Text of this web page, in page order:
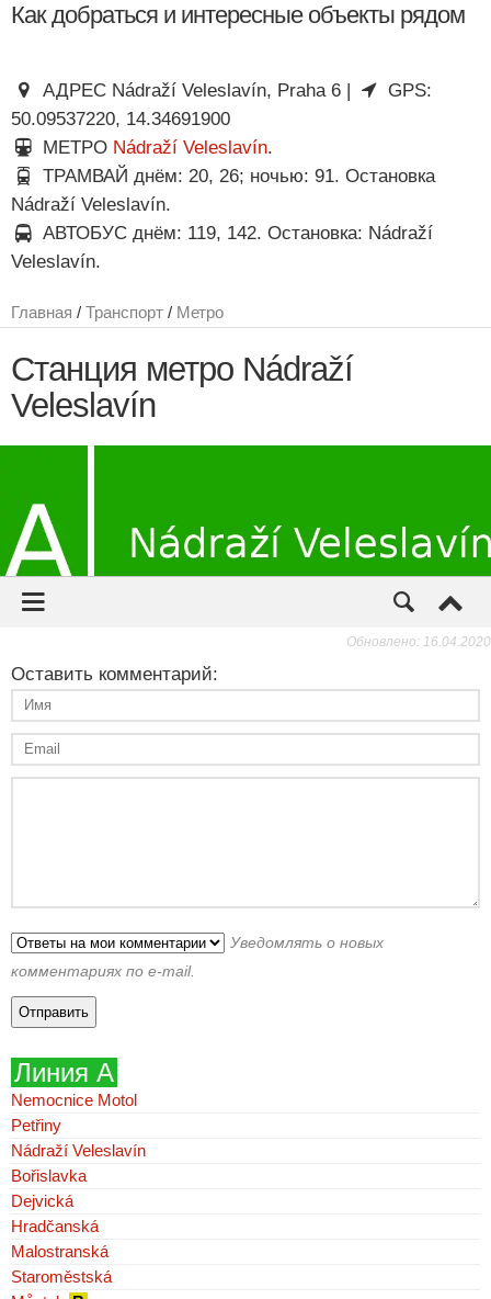
Как добраться и интересные объекты рядом
АДРЕС Nádraží Veleslavín, Praha 6 |
GPS:
50.09537220, 14.34691900
МЕТРО Nádraží Veleslavín.
ТРАМВАЙ днём: 20, 26; ночью: 91. Остановка
Nádraží Veleslavín.
АВТОБУС днём: 119, 142. Остановка: Nádraží
Veleslavín.
Обновлено: 16.04.2020
Оставить комментарий:
Уведомлять о новых
комментариях по e-mail.
Линия А
Nemocnice Motol
Petřiny
Nádraží Veleslavín
Bořislavka
Dejvická
Hradčanská
Malostranská
Staroměstská